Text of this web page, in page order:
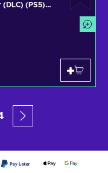
(DLC) (PS5)